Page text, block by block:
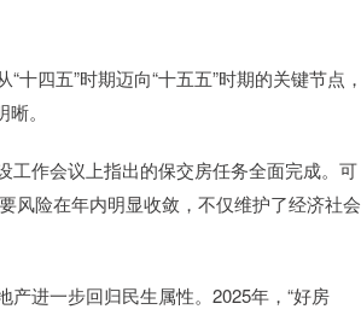
四五”时期迈向“十五五”时期的关键节点，
。
工作会议上指出的保交房任务全面完成。可
风险在年内明显收敛，不仅维护了经济社会
进一步回归民生属性。2025年，“好房